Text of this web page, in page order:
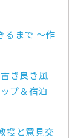
るまで ～作
古き良き風
プ＆宿泊
授と意見交